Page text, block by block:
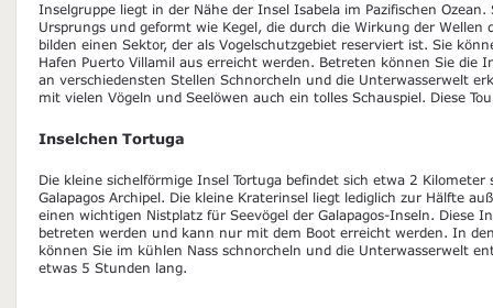
Inselgruppe liegt in der Nähe der Insel Isabela im Pazifischen Ozean.
Ursprungs und geformt wie Kegel, die durch die Wirkung der Wellen
bilden einen Sektor, der als Vogelschutzgebiet reserviert ist. Sie
Hafen Puerto Villamil aus erreicht werden. Betreten können Sie die
an verschiedensten Stellen Schnorcheln und die Unterwasserwelt
mit vielen Vögeln und Seelöwen auch ein tolles Schauspiel. Diese
Inselchen Tortuga
Die kleine sichelförmige Insel Tortuga befindet sich etwa 2
Galapagos Archipel. Die kleine Kraterinsel liegt lediglich zur Hälfte
einen wichtigen Nistplatz für Seevögel der Galapagos-Inseln. Diese
betreten werden und kann nur mit dem Boot erreicht werden. In
können Sie im kühlen Nass schnorcheln und die Unterwasserwelt
etwas 5 Stunden lang.